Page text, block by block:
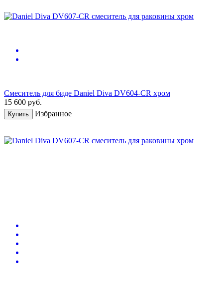
Смеситель для биде Daniel Diva DV604-CR хром
15 600 руб.
Купить Избранное